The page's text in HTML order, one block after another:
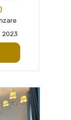
2023